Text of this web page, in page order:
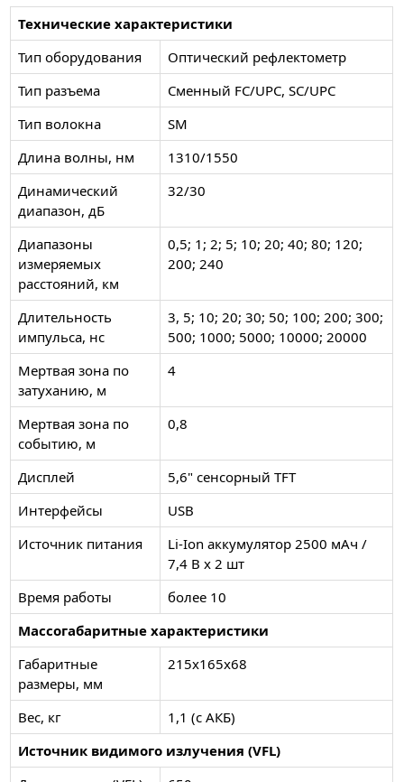
Технические характеристики
Тип оборудования
Оптический рефлектометр
Тип разъема
Сменный FC/UPC, SC/UPC
Тип волокна
SM
Длина волны, нм
1310/1550
Динамический
диапазон, дБ
32/30
Диапазоны
измеряемых
расстояний, км
0,5; 1; 2; 5; 10; 20; 40; 80; 120;
200; 240
Длительность
импульса, нс
3, 5; 10; 20; 30; 50; 100; 200; 300;
500; 1000; 5000; 10000; 20000
Мертвая зона по
затуханию, м
4
Мертвая зона по
событию, м
0,8
Дисплей
5,6" сенсорный TFT
Интерфейсы
USB
Источник питания
Li-Ion аккумулятор 2500 мАч /
7,4 В х 2 шт
Время работы
более 10
Массогабаритные характеристики
Габаритные
размеры, мм
215х165х68
Вес, кг
1,1 (с АКБ)
Источник видимого излучения (VFL)